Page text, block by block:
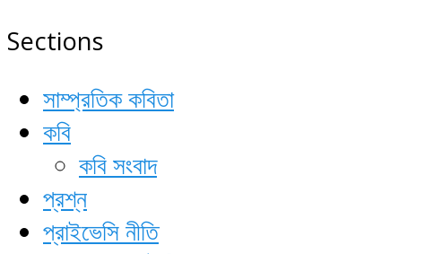
Sections
সাম্প্রতিক কবিতা
কবি
কবি সংবাদ
প্রশ্ন
প্রাইভেসি নীতি